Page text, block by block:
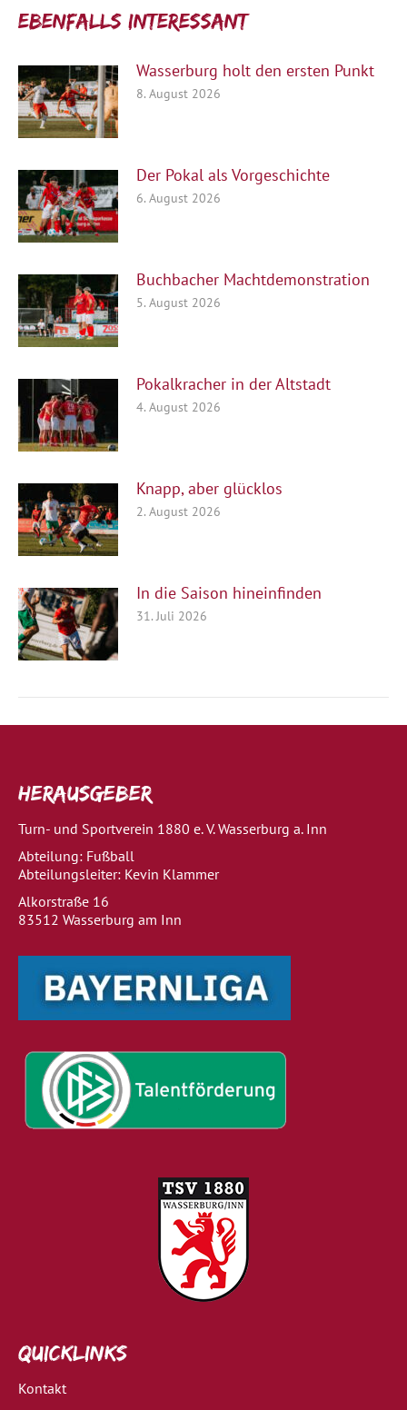
Ebenfalls interessant:
Wasserburg holt den ersten Punkt
8. August 2026
Der Pokal als Vorgeschichte
6. August 2026
Buchbacher Machtdemonstration
5. August 2026
Pokalkracher in der Altstadt
4. August 2026
Knapp, aber glücklos
2. August 2026
In die Saison hineinfinden
31. Juli 2026
Herausgeber
Turn- und Sportverein 1880 e. V. Wasserburg a. Inn
Abteilung: Fußball
Abteilungsleiter: Kevin Klammer
Alkorstraße 16
83512 Wasserburg am Inn
Quicklinks
Kontakt